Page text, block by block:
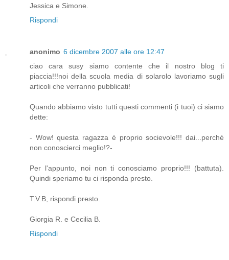
Jessica e Simone.
Rispondi
anonimo 6 dicembre 2007 alle ore 12:47
ciao cara susy siamo contente che il nostro blog ti
piaccia!!!noi della scuola media di solarolo lavoriamo sugli
articoli che verranno pubblicati!
Quando abbiamo visto tutti questi commenti (i tuoi) ci siamo
dette:
- Wow! questa ragazza è proprio socievole!!! dai...perchè
non conoscierci meglio!?-
Per l'appunto, noi non ti conosciamo proprio!!! (battuta).
Quindi speriamo tu ci risponda presto.
T.V.B, rispondi presto.
Giorgia R. e Cecilia B.
Rispondi